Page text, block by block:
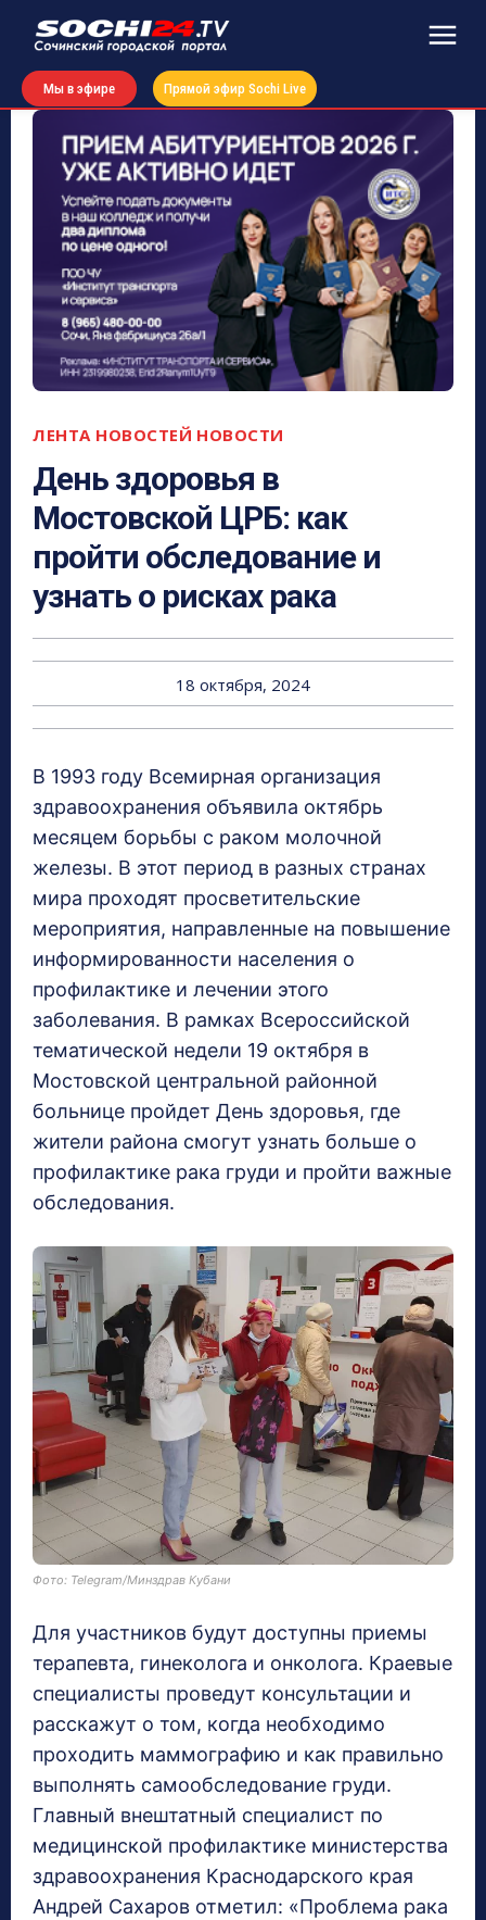
Мы в эфире Прямой эфир Sochi Live
ЛЕНТА НОВОСТЕЙ НОВОСТИ
День здоровья в
Мостовской ЦРБ: как
пройти обследование и
узнать о рисках рака
18 октября, 2024
В 1993 году Всемирная организация
здравоохранения объявила октябрь
месяцем борьбы с раком молочной
железы. В этот период в разных странах
мира проходят просветительские
мероприятия, направленные на повышение
информированности населения о
профилактике и лечении этого
заболевания. В рамках Всероссийской
тематической недели 19 октября в
Мостовской центральной районной
больнице пройдет День здоровья, где
жители района смогут узнать больше о
профилактике рака груди и пройти важные
обследования.
Фото: Telegram/Минздрав Кубани
Для участников будут доступны приемы
терапевта, гинеколога и онколога. Краевые
специалисты проведут консультации и
расскажут о том, когда необходимо
проходить маммографию и как правильно
выполнять самообследование груди.
Главный внештатный специалист по
медицинской профилактике министерства
здравоохранения Краснодарского края
Андрей Сахаров отметил: «Проблема рака